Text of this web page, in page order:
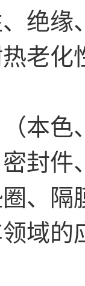
绝缘
老化
（本色
密封
、隔
域